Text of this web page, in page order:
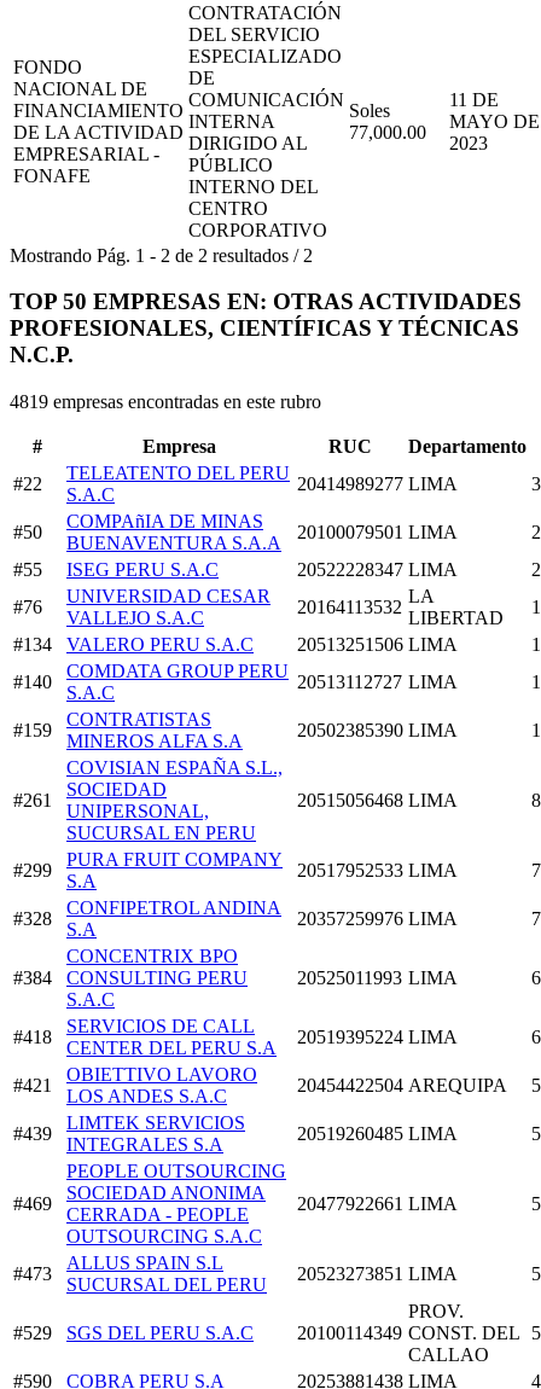
FONDO
NACIONAL DE
FINANCIAMIENTO
DE LA ACTIVIDAD
EMPRESARIAL -
FONAFE
CONTRATACIÓN
DEL SERVICIO
ESPECIALIZADO
DE
COMUNICACIÓN
INTERNA
DIRIGIDO AL
PÚBLICO
INTERNO DEL
CENTRO
CORPORATIVO
Soles
77,000.00
11 DE
MAYO DE
2023
Mostrando Pág. 1 - 2 de 2 resultados / 2
TOP 50 EMPRESAS EN: OTRAS ACTIVIDADES
PROFESIONALES, CIENTÍFICAS Y TÉCNICAS
N.C.P.
4819 empresas encontradas en este rubro
# Empresa RUC
Departamento
#22
TELEATENTO DEL PERU
S.A.C
20414989277 LIMA
#50
COMPAñIA DE MINAS
BUENAVENTURA S.A.A
20100079501 LIMA
#55
ISEG PERU S.A.C 20522228347 LIMA
#76
UNIVERSIDAD CESAR
VALLEJO S.A.C
20164113532
LA
LIBERTAD
#134
VALERO PERU S.A.C 20513251506 LIMA
#140
COMDATA GROUP PERU
S.A.C
20513112727 LIMA
#159
CONTRATISTAS
MINEROS ALFA S.A
20502385390 LIMA
#261
COVISIAN ESPAÑA S.L.,
SOCIEDAD
UNIPERSONAL,
SUCURSAL EN PERU
20515056468 LIMA
#299
PURA FRUIT COMPANY
S.A
20517952533 LIMA
#328
CONFIPETROL ANDINA
S.A
20357259976 LIMA
#384
CONCENTRIX BPO
CONSULTING PERU
S.A.C
20525011993 LIMA
#418
SERVICIOS DE CALL
CENTER DEL PERU S.A
20519395224 LIMA
#421
OBIETTIVO LAVORO
LOS ANDES S.A.C
20454422504 AREQUIPA
#439
LIMTEK SERVICIOS
INTEGRALES S.A
20519260485 LIMA
#469
PEOPLE OUTSOURCING
SOCIEDAD ANONIMA
CERRADA - PEOPLE
OUTSOURCING S.A.C
20477922661 LIMA
#473
ALLUS SPAIN S.L
SUCURSAL DEL PERU
20523273851 LIMA
#529 SGS DEL PERU S.A.C 20100114349
PROV.
CONST. DEL
CALLAO
#590 COBRA PERU S.A 20253881438 LIMA